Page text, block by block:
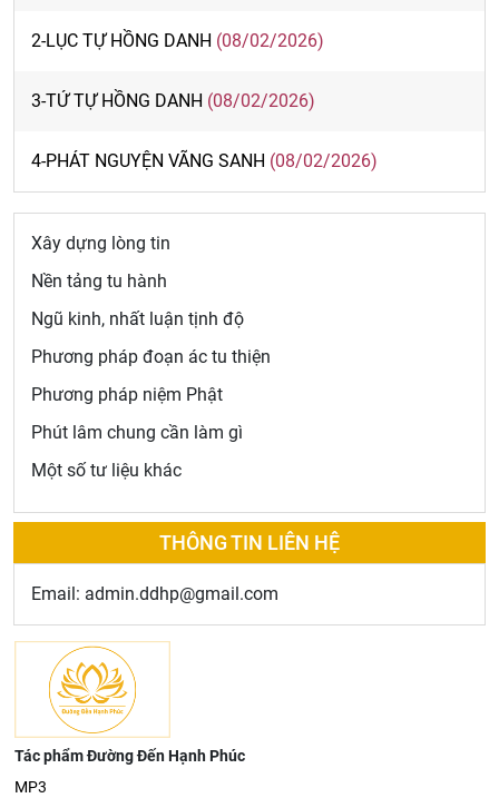
2-LỤC TỰ HỒNG DANH (08/02/2026)
3-TỨ TỰ HỒNG DANH (08/02/2026)
4-PHÁT NGUYỆN VÃNG SANH (08/02/2026)
Xây dựng lòng tin
Nền tảng tu hành
Ngũ kinh, nhất luận tịnh độ
Phương pháp đoạn ác tu thiện
Phương pháp niệm Phật
Phút lâm chung cần làm gì
Một số tư liệu khác
THÔNG TIN LIÊN HỆ
Email: admin.ddhp@gmail.com
Tác phẩm Đường Đến Hạnh Phúc
MP3